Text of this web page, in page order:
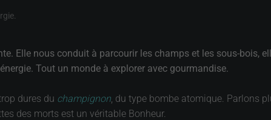
Elle nous conduit à parcourir les champs et les sous-bois,
Tout un monde à explorer avec gourmandise.
dures du champignon, du type bombe atomique. Parlons
des morts est un véritable Bonheur.